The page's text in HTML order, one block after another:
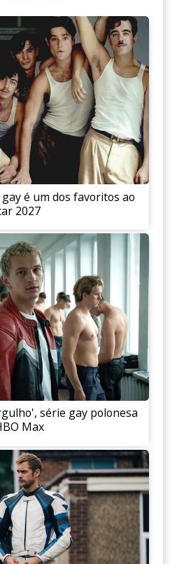
é um dos favoritos ao
2027
série gay polonesa
Max